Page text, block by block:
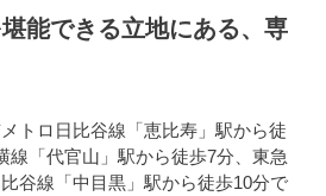
能できる立地にある、専
トロ日比谷線「恵比寿」駅から徒
線「代官山」駅から徒歩7分、東急
谷線「中目黒」駅から徒歩10分で